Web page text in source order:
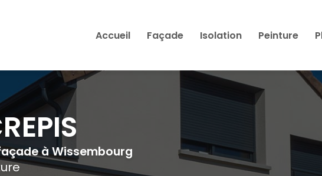
Accueil Façade Isolation Peinture
à Wissembourg